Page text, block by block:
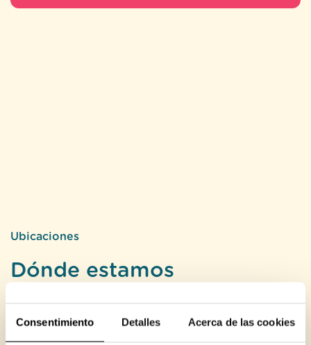
Consentimiento Detalles Acerca de las cookies
Ubicaciones
Dónde estamos
claves para su tranquilidad. Por ello, Bouco
sitúa sus centros en los puntos más